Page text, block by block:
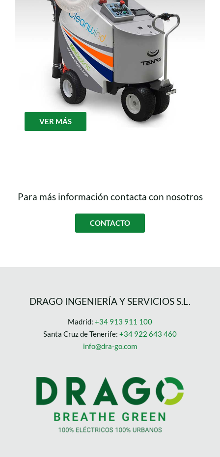
VER MÁS
Para más información contacta con nosotros
CONTACTO
DRAGO INGENIERÍA Y SERVICIOS S.L.
Madrid: +34 913 911 100
Santa Cruz de Tenerife: +34 922 643 460
info@dra-go.com